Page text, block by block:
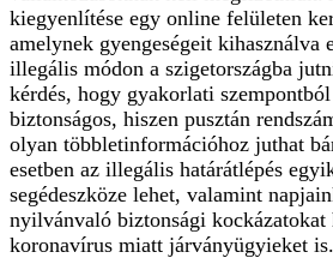
kiegyenlítése egy online felületen
amelynek gyengeségeit kihasználva
illegális módon a szigetországba
kérdés, hogy gyakorlati
biztonságos, hiszen pusztán
olyan többletinformációhoz juthat
esetben az illegális határátlépés
segédeszköze lehet, valamint
nyilvánvaló biztonsági kockázatokat
koronavírus miatt járványügyieket is.